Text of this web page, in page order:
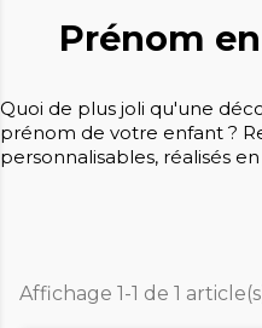
Prénom
Quoi de plus joli qu'une
prénom de votre enfant ?
personnalisables, réalisés
Affichage 1-1 de 1